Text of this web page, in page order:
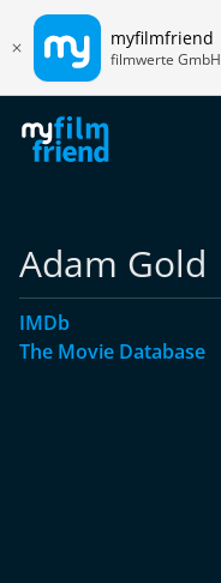
myfilmfriend
filmwerte GmbH
Adam Gold
IMDb
The Movie Database